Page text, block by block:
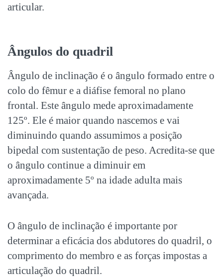
articular.
Ângulos do quadril
Ângulo de inclinação é o ângulo formado entre o
colo do fêmur e a diáfise femoral no plano
frontal. Este ângulo mede aproximadamente
125º. Ele é maior quando nascemos e vai
diminuindo quando assumimos a posição
bipedal com sustentação de peso. Acredita-se que
o ângulo continue a diminuir em
aproximadamente 5º na idade adulta mais
avançada.
O ângulo de inclinação é importante por
determinar a eficácia dos abdutores do quadril, o
comprimento do membro e as forças impostas a
articulação do quadril.